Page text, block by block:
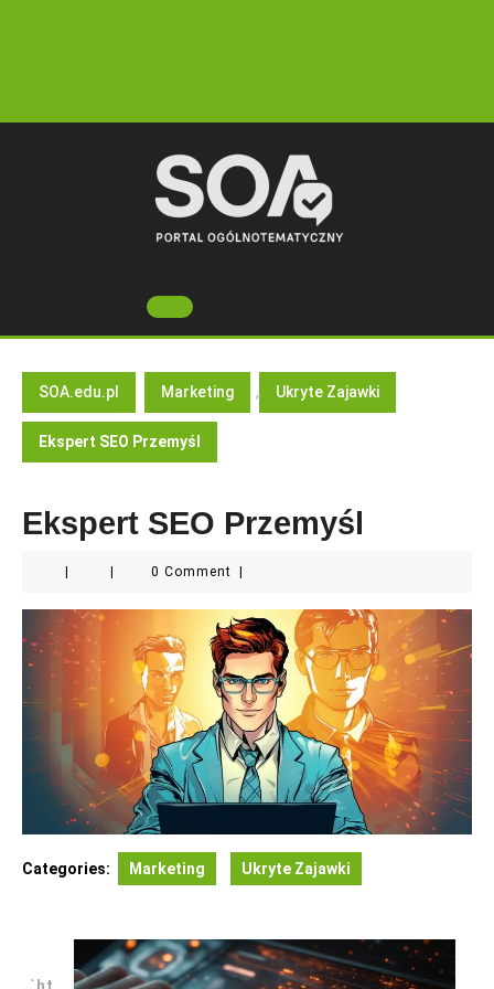
Open
Button
SOA.edu.pl Marketing , Ukryte Zajawki
Ekspert SEO Przemyśl
Ekspert SEO Przemyśl
0 Comment
Categories: Marketing Ukryte Zajawki